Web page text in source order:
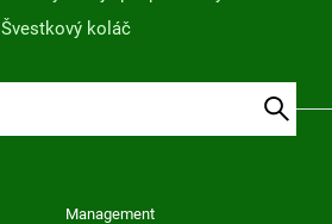
Švestkový koláč
Management